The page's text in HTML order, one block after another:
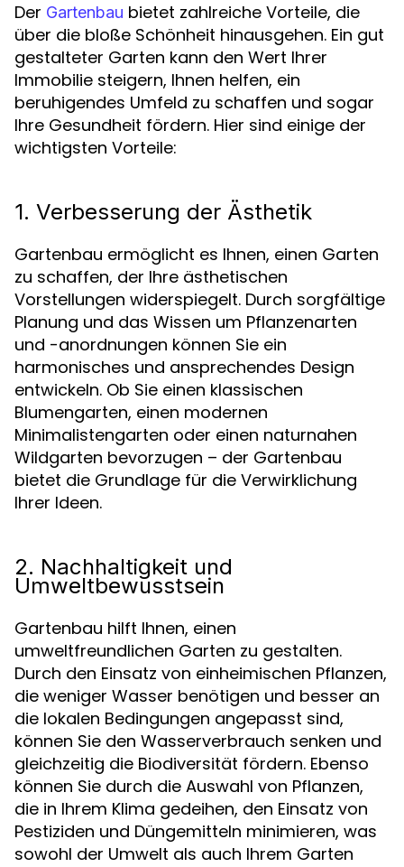
Der Gartenbau bietet zahlreiche Vorteile, die
über die bloße Schönheit hinausgehen. Ein gut
gestalteter Garten kann den Wert Ihrer
Immobilie steigern, Ihnen helfen, ein
beruhigendes Umfeld zu schaffen und sogar
Ihre Gesundheit fördern. Hier sind einige der
wichtigsten Vorteile:
1. Verbesserung der Ästhetik
Gartenbau ermöglicht es Ihnen, einen Garten
zu schaffen, der Ihre ästhetischen
Vorstellungen widerspiegelt. Durch sorgfältige
Planung und das Wissen um Pflanzenarten
und -anordnungen können Sie ein
harmonisches und ansprechendes Design
entwickeln. Ob Sie einen klassischen
Blumengarten, einen modernen
Minimalistengarten oder einen naturnahen
Wildgarten bevorzugen – der Gartenbau
bietet die Grundlage für die Verwirklichung
Ihrer Ideen.
2. Nachhaltigkeit und
Umweltbewusstsein
Gartenbau hilft Ihnen, einen
umweltfreundlichen Garten zu gestalten.
Durch den Einsatz von einheimischen Pflanzen,
die weniger Wasser benötigen und besser an
die lokalen Bedingungen angepasst sind,
können Sie den Wasserverbrauch senken und
gleichzeitig die Biodiversität fördern. Ebenso
können Sie durch die Auswahl von Pflanzen,
die in Ihrem Klima gedeihen, den Einsatz von
Pestiziden und Düngemitteln minimieren, was
sowohl der Umwelt als auch Ihrem Garten